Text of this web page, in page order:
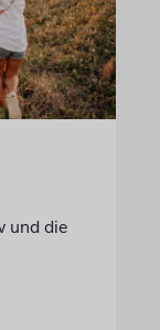
und die